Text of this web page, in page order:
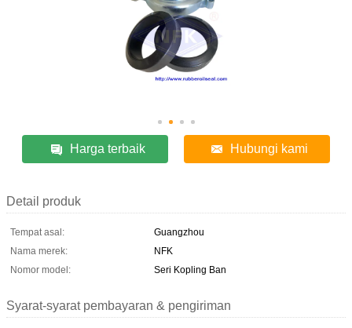
Harga terbaik Hubungi kami
Detail produk
Tempat asal:
Guangzhou
Nama merek:
NFK
Nomor model:
Seri Kopling Ban
Syarat-syarat pembayaran & pengiriman